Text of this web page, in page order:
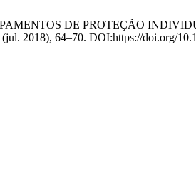
DE PROTEÇÃO
(jul. 2018), 64–70. DOI:https://doi.org/